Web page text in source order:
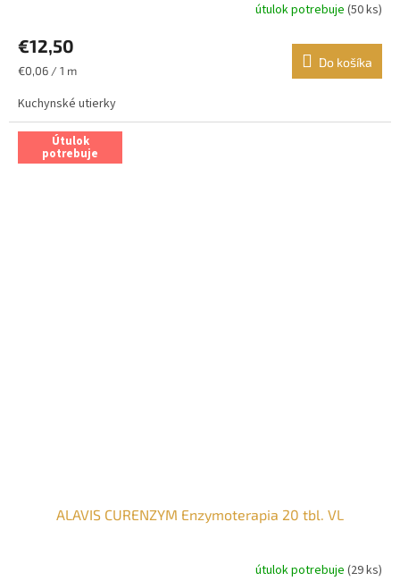
útulok potrebuje (50 ks)
€12,50
Jednotková
€0,06 / 1 m
Do košíka
Kuchynské utierky
Útulok
potrebuje
ALAVIS CURENZYM Enzymoterapia 20 tbl. VL
útulok potrebuje (29 ks)